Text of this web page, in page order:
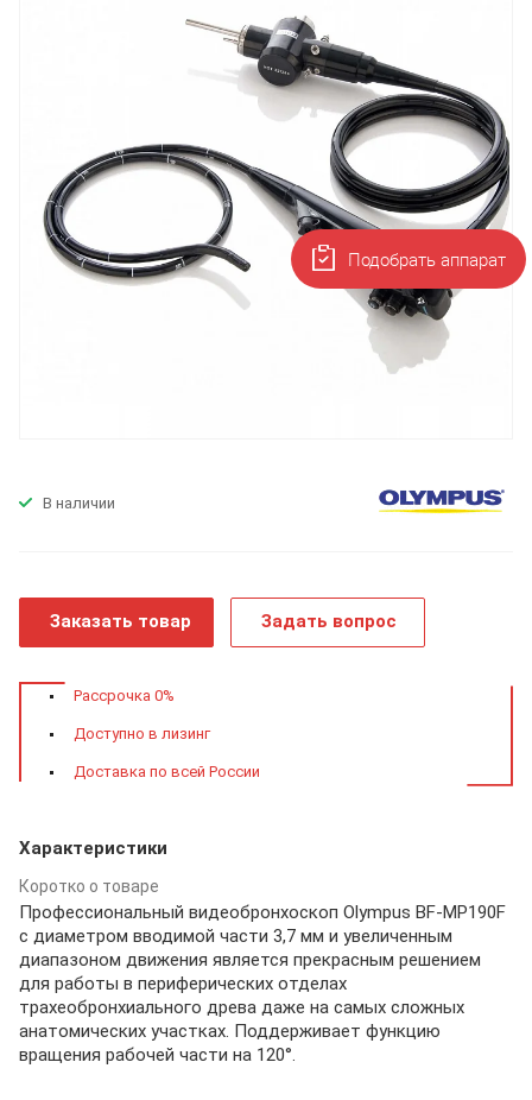
В наличии
Заказать товар Задать вопрос
Рассрочка 0%
Доступно в лизинг
Доставка по всей России
Характеристики
Коротко о товаре
Профессиональный видеобронхоскоп Olympus BF-MP190F
с диаметром вводимой части 3,7 мм и увеличенным
диапазоном движения является прекрасным решением
для работы в периферических отделах
трахеобронхиального древа даже на самых сложных
анатомических участках. Поддерживает функцию
вращения рабочей части на 120°.
Подобрать аппарат